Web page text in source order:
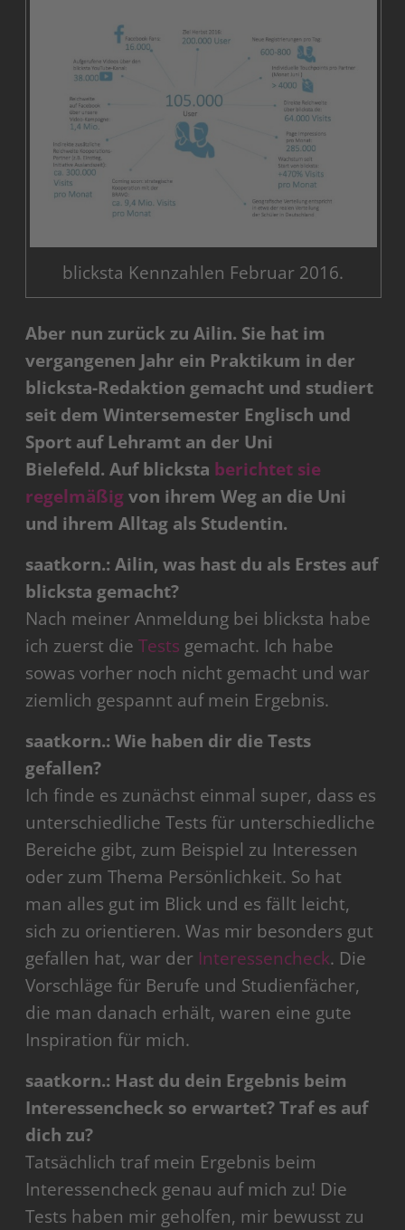
blicksta Kennzahlen Februar 2016.
Aber nun zurück zu Ailin. Sie hat im
vergangenen Jahr ein Praktikum in der
blicksta-Redaktion gemacht und studiert
seit dem Wintersemester Englisch und
Sport auf Lehramt an der Uni
Bielefeld.Auf blicksta berichtet sie
regelmäßigvon ihrem Weg an die Uni
und ihrem Alltag als Studentin.
saatkorn.: Ailin, was hast du als Erstes auf
blicksta gemacht?
Nach meiner Anmeldung bei blicksta habe
ich zuerst dieTests gemacht. Ich habe
sowas vorher noch nicht gemacht und war
ziemlich gespannt auf mein Ergebnis.
saatkorn.: Wie haben dir die Tests
gefallen?
Ich finde es zunächst einmal super, dass es
unterschiedliche Tests für unterschiedliche
Bereiche gibt, zum Beispiel zu Interessen
oder zum Thema Persönlichkeit. So hat
man alles gut im Blick und es fällt leicht,
sich zu orientieren. Was mir besonders gut
gefallen hat, war der Interessencheck. Die
Vorschläge für Berufe und Studienfächer,
die man danach erhält, waren eine gute
Inspiration für mich.
saatkorn.: Hast du dein Ergebnis beim
Interessencheck so erwartet? Traf es auf
dich zu?
Tatsächlich traf mein Ergebnis beim
Interessencheck genau auf mich zu! Die
Tests haben mir geholfen, mir bewusst zu